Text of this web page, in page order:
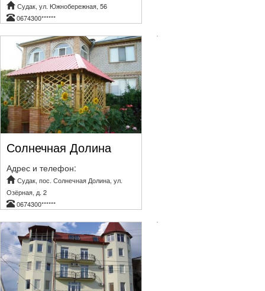
Судак, ул. Южнобережная, 56
0674300******
Солнечная Долина
Адрес и телефон:
Судак, пос. Солнечная Долина, ул.
Озёрная, д. 2
0674300******